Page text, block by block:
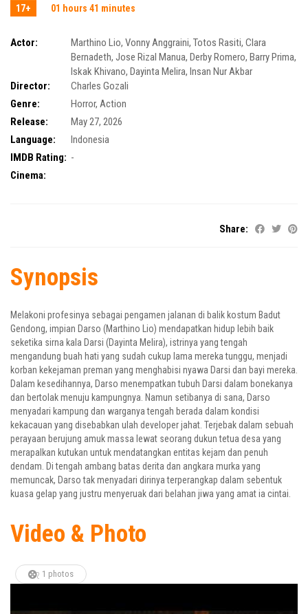
17+ 01 hours 41 minutes
Actor: Marthino Lio, Vonny Anggraini, Totos Rasiti, Clara
Bernadeth, Jose Rizal Manua, Derby Romero, Barry Prima,
Iskak Khivano, Dayinta Melira, Insan Nur Akbar
Director:
Charles Gozali
Genre:
Horror, Action
Release:
May 27, 2026
Language:
Indonesia
IMDB Rating: -
Cinema:
Share:
Synopsis
Melakoni profesinya sebagai pengamen jalanan di balik kostum Badut
Gendong, impian Darso (Marthino Lio) mendapatkan hidup lebih baik
seketika sirna kala Darsi (Dayinta Melira), istrinya yang tengah
mengandung buah hati yang sudah cukup lama mereka tunggu, menjadi
korban kekejaman preman yang menghabisi nyawa Darsi dan bayi mereka.
Dalam kesedihannya, Darso menempatkan tubuh Darsi dalam bonekanya
dan bertolak menuju kampungnya. Namun setibanya di sana, Darso
menyadari kampung dan warganya tengah berada dalam kondisi
kekacauan yang disebabkan ulah developer jahat. Terjebak dalam sebuah
perayaan berujung amuk massa lewat seorang dukun tetua desa yang
merapalkan kutukan untuk mendatangkan entitas kejam dan penuh
dendam. Di tengah ambang batas derita dan angkara murka yang
memuncak, Darso tak menyadari dirinya terperangkap dalam sebentuk
kuasa gelap yang justru menyeruak dari belahan jiwa yang amat ia cintai.
Video & Photo
1 photos